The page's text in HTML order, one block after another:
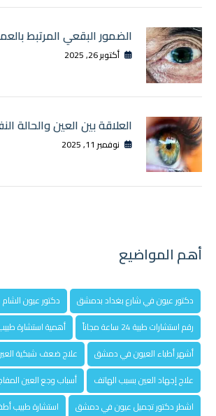
الضمور البقعي المرتبط
أكتوبر 26, 2025
العلاقة بين العين والحالة
نوفمبر 11, 2025
أهم المواضيع
دكتور عيون في شارع بغداد بدمشق
دكتور عيون الشام
رقم استشارات طبية 24 ساعة مجاناً
أهمية استشارة
أشهر أطباء العيون في دمشق
علاج ضعف شبكية
علاج إجهاد العين بسبب الهاتف
أسباب وجع العين
اشطر دكتور تجميل عيون في دمشق
استشارة طبيب